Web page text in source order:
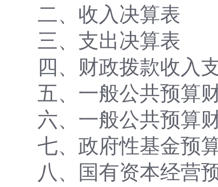
二、收入决算表
三、支出决算表
四、财政拨款收入
五、一般公共预算
六、一般公共预算
七、政府性基金预
八 、国有资本经营